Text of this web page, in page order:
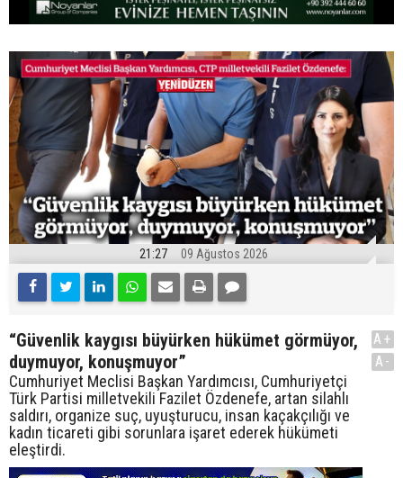
21:27 09 Ağustos 2026
“Güvenlik kaygısı büyürken hükümet görmüyor,
duymuyor, konuşmuyor”
Cumhuriyet Meclisi Başkan Yardımcısı, Cumhuriyetçi
Türk Partisi milletvekili Fazilet Özdenefe, artan silahlı
saldırı, organize suç, uyuşturucu, insan kaçakçılığı ve
kadın ticareti gibi sorunlara işaret ederek hükümeti
eleştirdi.
A+
A-